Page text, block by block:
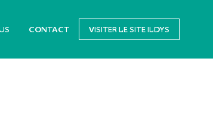
CONTACT VISITER LE SITE ILDYS